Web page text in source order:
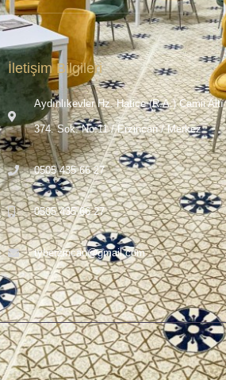
İletişim Bilgileri
Aydınlıkevler Hz. Hatice (R.A.) Camii
374. Sok. No:11 / Erzincan / Merkez
0505 435 66 27
0505 435 66 27
tyberzincan@gmail.com